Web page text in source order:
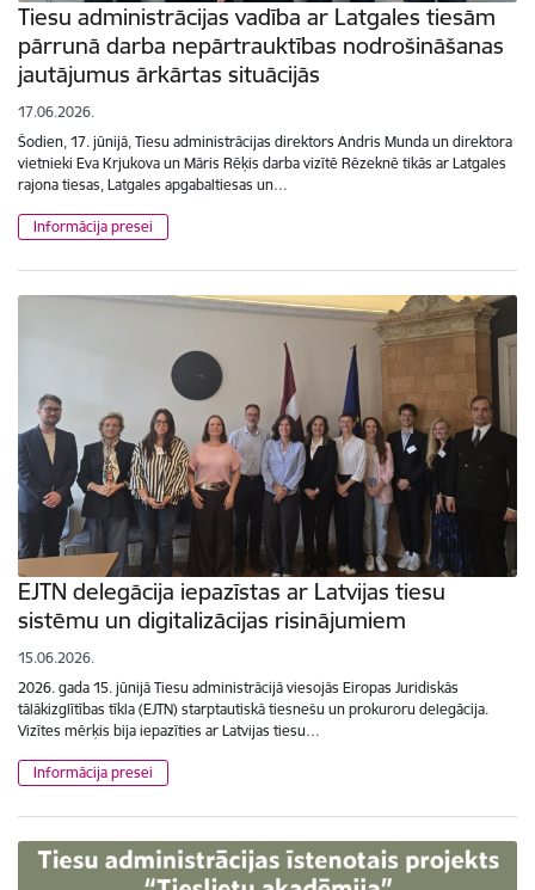
Tiesu administrācijas vadība ar Latgales tiesām
pārrunā darba nepārtrauktības nodrošināšanas
jautājumus ārkārtas situācijās
17.06.2026.
Šodien, 17. jūnijā, Tiesu administrācijas direktors Andris Munda un direktora
vietnieki Eva Krjukova un Māris Rēķis darba vizītē Rēzeknē tikās ar Latgales
rajona tiesas, Latgales apgabaltiesas un…
Informācija presei
EJTN delegācija iepazīstas ar Latvijas tiesu
sistēmu un digitalizācijas risinājumiem
15.06.2026.
2026. gada 15. jūnijā Tiesu administrācijā viesojās Eiropas Juridiskās
tālākizglītības tīkla (EJTN) starptautiskā tiesnešu un prokuroru delegācija.
Vizītes mērķis bija iepazīties ar Latvijas tiesu…
Informācija presei